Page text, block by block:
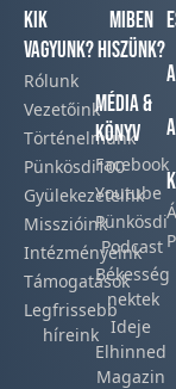
Kik
vagyunk?
Rólunk
Vezetőink
Történelmünk​
Pünkösdi100
Gyülekezeteink​
Misszióink​
Intézményeink
Támogatások
Legfrissebb
híreink​
Miben
hiszünk?
Média &
Könyv
Facebook​
Youtube
Pünkösdi
Podcast​
Békesség
nektek
Ideje
Elhinned
Magazin